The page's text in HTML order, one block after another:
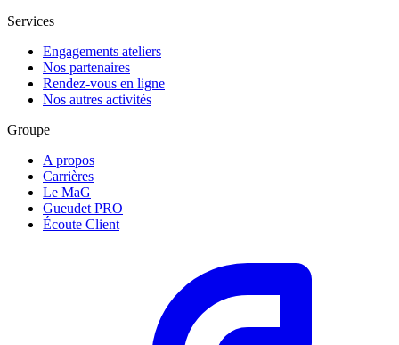
Services
Engagements ateliers
Nos partenaires
Rendez-vous en ligne
Nos autres activités
Groupe
A propos
Carrières
Le MaG
Gueudet PRO
Écoute Client